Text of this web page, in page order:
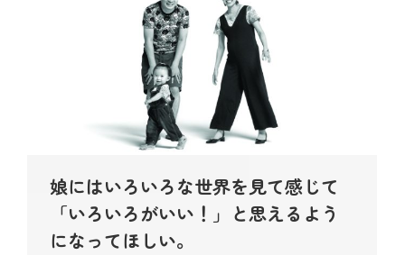
娘にはいろいろな世界を見て感じて
「いろいろがいい！」と思えるよう
になってほしい。